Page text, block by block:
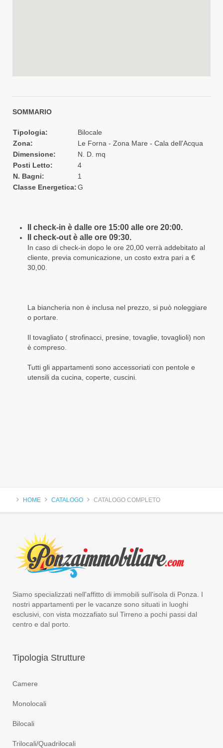
SOMMARIO
Tipologia:
Bilocale
Zona:
Le Forna - Zona Mare - Cala dell'Acqua
Dimensione:
N. D. mq
Posti Letto:
4
N. Bagni:
1
Classe Energetica:G
Il check-in è dalle ore 15:00 alle ore 20:00.
Il check-out è alle ore 09:30.
In caso di check-in dopo le ore 20,00 verrà addebitato al
cliente, previa comunicazione, un costo extra pari a €
30,00.
La biancheria non è inclusa nel prezzo, si può noleggiare
o portare.
Il tovagliato ( strofinacci, presine, tovaglie, tovaglioli) non
è compreso.
Tutti gli appartamenti sono accessoriati con pentole e
utensili da cucina, coperte, cuscini.
HOME CATALOGO CATALOGO COMPLETO
Siamo specializzati nell'affitto di immobili sull'isola di Ponza. I
nostri appartamenti per le vacanze sono situati in luoghi
esclusivi, con vista mozzafiato sul Tirreno a pochi passi dal
centro e dal porto.
Tipologia Strutture
Camere
Monolocali
Bilocali
Trilocali/Quadrilocali